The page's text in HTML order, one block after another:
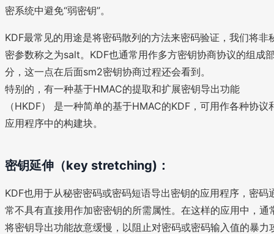
密系统中避免“弱密钥”。
KDF最常见的用途是将密码散列的方法来密码验证，我们将非
密参数称之为salt。KDF也通常用作多方密钥协商协议的组成
分，这一点在后面sm2密钥协商过程还会看到。
特别的，有一种基于HMAC的提取和扩展密钥导出功能
（HKDF） 是一种简单的基于HMAC的KDF，可用作各种协议
应用程序中的构建块。
密钥延伸（key stretching)：
KDF也用于从秘密密码或密码短语导出密钥的应用程序，密码
常不具有直接用作加密密钥的所需属性。在这样的应用中，通
将密钥导出功能故意缓慢，以阻止对密码或密码输入值的暴力